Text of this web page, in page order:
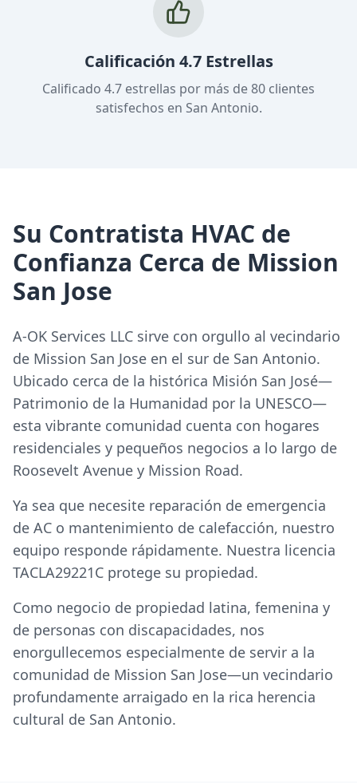
Calificación 4.7 Estrellas
Calificado 4.7 estrellas por más de 80 clientes
satisfechos en San Antonio.
Su Contratista HVAC de
Confianza Cerca de Mission
San Jose
A-OK Services LLC sirve con orgullo al vecindario
de Mission San Jose en el sur de San Antonio.
Ubicado cerca de la histórica Misión San José—
Patrimonio de la Humanidad por la UNESCO—
esta vibrante comunidad cuenta con hogares
residenciales y pequeños negocios a lo largo de
Roosevelt Avenue y Mission Road.
Ya sea que necesite reparación de emergencia
de AC o mantenimiento de calefacción, nuestro
equipo responde rápidamente. Nuestra licencia
TACLA29221C protege su propiedad.
Como negocio de propiedad latina, femenina y
de personas con discapacidades, nos
enorgullecemos especialmente de servir a la
comunidad de Mission San Jose—un vecindario
profundamente arraigado en la rica herencia
cultural de San Antonio.